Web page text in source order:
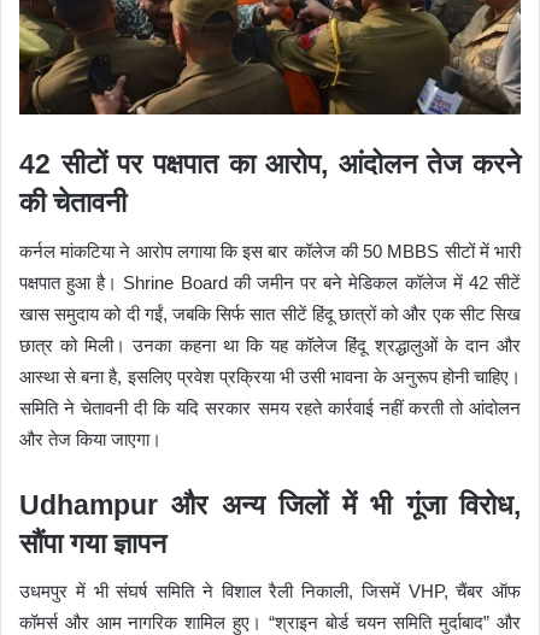
42 सीटों पर पक्षपात का आरोप, आंदोलन तेज करने
की चेतावनी
कर्नल मांकटिया ने आरोप लगाया कि इस बार कॉलेज की 50 MBBS सीटों में भारी
पक्षपात हुआ है। Shrine Board की जमीन पर बने मेडिकल कॉलेज में 42 सीटें
खास समुदाय को दी गईं, जबकि सिर्फ सात सीटें हिंदू छात्रों को और एक सीट सिख
छात्र को मिली। उनका कहना था कि यह कॉलेज हिंदू श्रद्धालुओं के दान और
आस्था से बना है, इसलिए प्रवेश प्रक्रिया भी उसी भावना के अनुरूप होनी चाहिए।
समिति ने चेतावनी दी कि यदि सरकार समय रहते कार्रवाई नहीं करती तो आंदोलन
और तेज किया जाएगा।
Udhampur और अन्य जिलों में भी गूंजा विरोध,
सौंपा गया ज्ञापन
उधमपुर में भी संघर्ष समिति ने विशाल रैली निकाली, जिसमें VHP, चैंबर ऑफ
कॉमर्स और आम नागरिक शामिल हुए। “श्राइन बोर्ड चयन समिति मुर्दाबाद” और